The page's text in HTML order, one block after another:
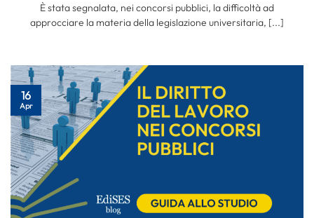
È stata segnalata, nei concorsi pubblici, la difficoltà ad
approcciare la materia della legislazione universitaria, [...]
16
Apr